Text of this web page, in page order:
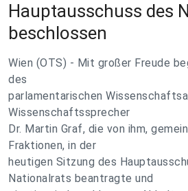
Hauptausschuss des
beschlossen
Wien (OTS) - Mit großer Freude
des
parlamentarischen
Wissenschaftssprecher
Dr. Martin Graf, die von ihm,
Fraktionen, in der
heutigen Sitzung des
Nationalrats beantragte und